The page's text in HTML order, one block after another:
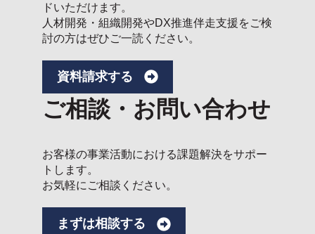
ドいただけます。
人材開発・組織開発やDX推進伴走支援をご検
討の方はぜひご一読ください。
資料請求する
ご相談・お問い合わせ
お客様の事業活動における課題解決をサポー
トします。
お気軽にご相談ください。
まずは相談する